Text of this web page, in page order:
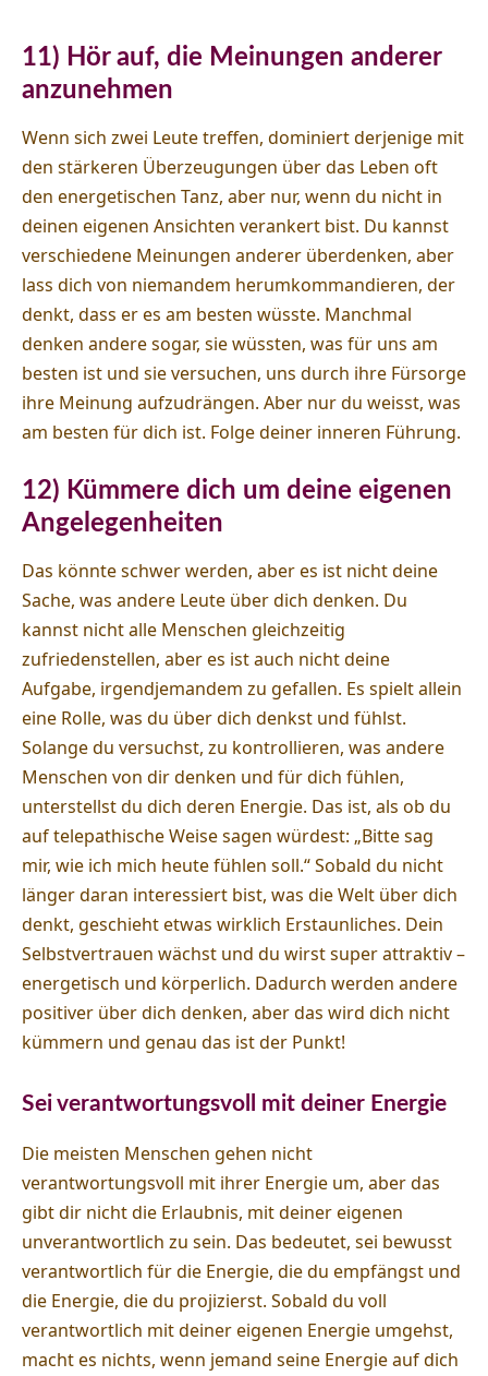
11) Hör auf, die Meinungen anderer
anzunehmen
Wenn sich zwei Leute treffen, dominiert derjenige mit
den stärkeren Überzeugungen über das Leben oft
den energetischen Tanz, aber nur, wenn du nicht in
deinen eigenen Ansichten verankert bist. Du kannst
verschiedene Meinungen anderer überdenken, aber
lass dich von niemandem herumkommandieren, der
denkt, dass er es am besten wüsste. Manchmal
denken andere sogar, sie wüssten, was für uns am
besten ist und sie versuchen, uns durch ihre Fürsorge
ihre Meinung aufzudrängen. Aber nur du weisst, was
am besten für dich ist. Folge deiner inneren Führung.
12) Kümmere dich um deine eigenen
Angelegenheiten
Das könnte schwer werden, aber es ist nicht deine
Sache, was andere Leute über dich denken. Du
kannst nicht alle Menschen gleichzeitig
zufriedenstellen, aber es ist auch nicht deine
Aufgabe, irgendjemandem zu gefallen. Es spielt allein
eine Rolle, was du über dich denkst und fühlst.
Solange du versuchst, zu kontrollieren, was andere
Menschen von dir denken und für dich fühlen,
unterstellst du dich deren Energie. Das ist, als ob du
auf telepathische Weise sagen würdest: „Bitte sag
mir, wie ich mich heute fühlen soll.“ Sobald du nicht
länger daran interessiert bist, was die Welt über dich
denkt, geschieht etwas wirklich Erstaunliches. Dein
Selbstvertrauen wächst und du wirst super attraktiv –
energetisch und körperlich. Dadurch werden andere
positiver über dich denken, aber das wird dich nicht
kümmern und genau das ist der Punkt!
Sei verantwortungsvoll mit deiner Energie
Die meisten Menschen gehen nicht
verantwortungsvoll mit ihrer Energie um, aber das
gibt dir nicht die Erlaubnis, mit deiner eigenen
unverantwortlich zu sein. Das bedeutet, sei bewusst
verantwortlich für die Energie, die du empfängst und
die Energie, die du projizierst. Sobald du voll
verantwortlich mit deiner eigenen Energie umgehst,
macht es nichts, wenn jemand seine Energie auf dich